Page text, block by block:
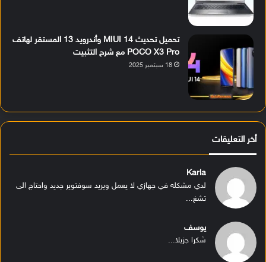
تحميل تحديث MIUI 14 وأندرويد 13 المستقر لهاتف
POCO X3 Pro مع شرح التثبيت
18 سبتمبر 2025
أخر التعليقات
Karla
لدي مشكله في جهازي لا يعمل ويريد سوفتوير جديد واحتاج الى
تشغ...
يوسف
شكرا جزيلا...